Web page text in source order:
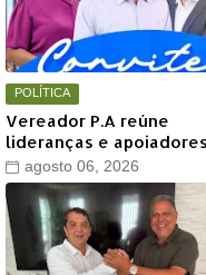
POLÍTICA
Vereador P.A reúne
lideranças e
grande encontro político
neste sábado em Timon
agosto 06, 2026